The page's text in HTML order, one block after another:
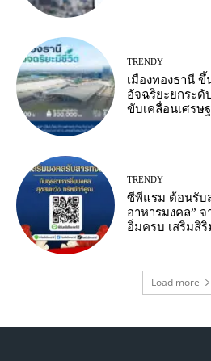
TRENDY
เมืองทองธานี ขึ้
อัจฉริยะยกระดั
ขับเคลื่อนเศรษ
TRENDY
ซีพีแรม ต้อนรับ
อาหารมงคล” จ
อิ่มครบ เสริมสิ
Load more